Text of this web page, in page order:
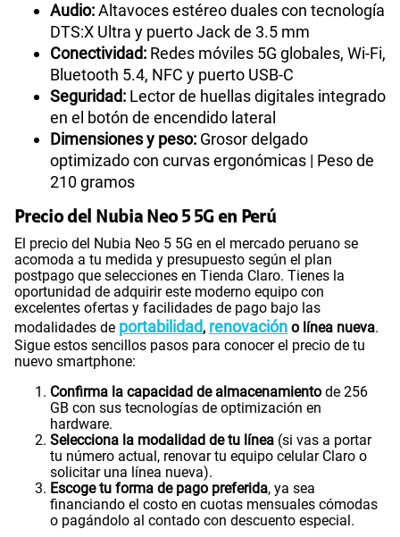
Audio:Altavoces estéreo duales con tecnología
DTS:X Ultra y puerto Jack de 3.5 mm
Conectividad: Redes móviles 5G globales, Wi-Fi,
Bluetooth 5.4, NFC y puerto USB-C
Seguridad: Lector de huellas digitales integrado
en el botón de encendido lateral
Dimensiones y peso: Grosor delgado
optimizado con curvas ergonómicas | Peso de
210 gramos
Precio del Nubia Neo 5 5G en Perú
El precio del Nubia Neo 5 5G en el mercado peruano se
acomoda a tu medida y presupuesto según el plan
postpago que selecciones en Tienda Claro. Tienes la
oportunidad de adquirir este moderno equipo con
excelentes ofertas y facilidades de pago bajo las
modalidades de portabilidad, renovación o línea nueva.
Sigue estos sencillos pasos para conocer el precio de tu
nuevo smartphone:
Confirma la capacidad de almacenamiento de 256
GB con sus tecnologías de optimización en
hardware.
Selecciona la modalidad de tu línea (si vas a portar
tu número actual, renovar tu equipo celular Claro o
solicitar una línea nueva).
Escoge tu forma de pago preferida, ya sea
financiando el costo en cuotas mensuales cómodas
o pagándolo al contado con descuento especial.